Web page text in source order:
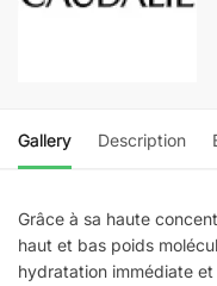
Gallery Description
Grâce à sa haute
haut et bas poids
hydratation immédiate